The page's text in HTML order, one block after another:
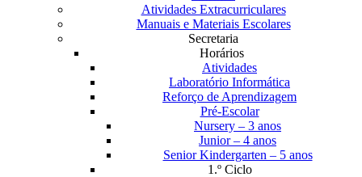
Atividades Extracurriculares
Manuais e Materiais Escolares
Secretaria
Horários
Atividades
Laboratório Informática
Reforço de Aprendizagem
Pré-Escolar
Nursery – 3 anos
Junior – 4 anos
Senior Kindergarten – 5 anos
1.º Ciclo